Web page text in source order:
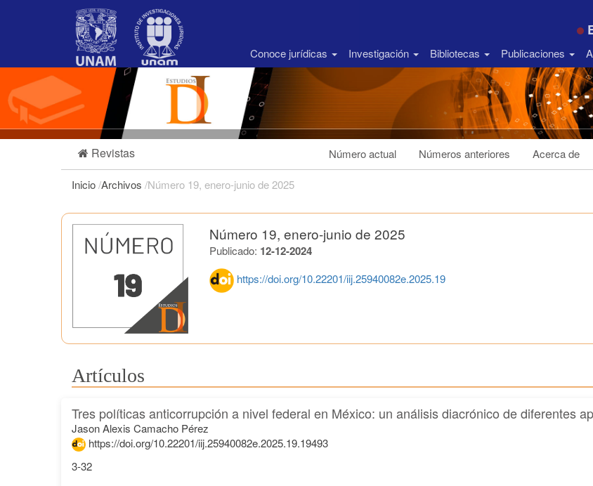
Barra
Conoce jurídicas Investigación Bibliotecas Publicaciones
Revistas Número actual Números anteriores Acerca de
Inicio/Archivos /Número 19, enero-junio de 2025
Número 19, enero-junio de 2025
Publicado: 12-12-2024
https://doi.org/10.22201/iij.25940082e.2025.19
Artículos
Tres políticas anticorrupción a nivel federal en México: un análisis diacrónico de diferentes
Jason Alexis Camacho Pérez
https://doi.org/10.22201/iij.25940082e.2025.19.19493
3-32